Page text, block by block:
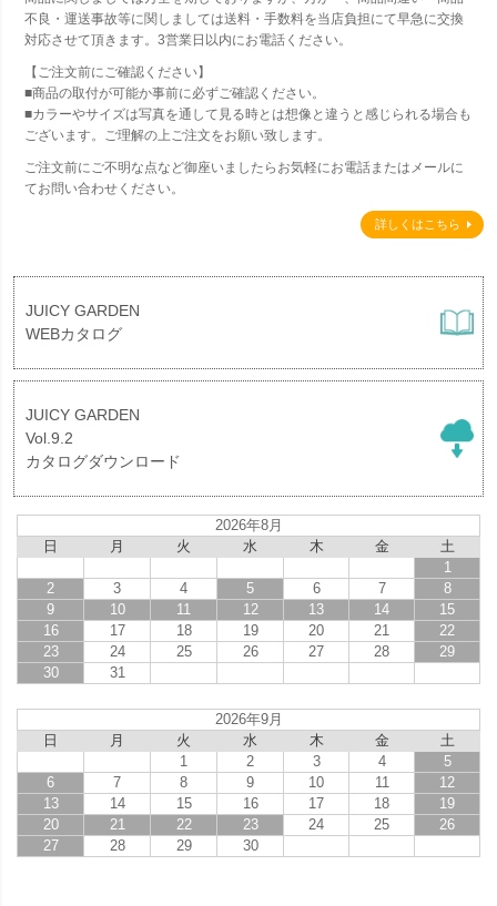
不良・運送事故等に関しましては送料・手数料を当店負担にて早急に交換
対応させて頂きます。3営業日以内にお電話ください。
【ご注文前にご確認ください】
■商品の取付が可能か事前に必ずご確認ください。
■カラーやサイズは写真を通して見る時とは想像と違うと感じられる場合も
ございます。ご理解の上ご注文をお願い致します。
ご注文前にご不明な点など御座いましたらお気軽にお電話またはメールに
てお問い合わせください。
詳しくはこちら
JUICY GARDEN
WEBカタログ
JUICY GARDEN
Vol.9.2
カタログダウンロード
2026年8月
日
月 火 水 木 金
土
1
2
3 4 5 6 7
8
9
10 11 12 13 14
15
16
17 18 19 20 21
22
23
24 25 26 27 28
29
30
31
2026年9月
日
月 火 水 木 金
土
1
2 3 4
5
6
7 8 9 10 11
12
13
14 15 16 17 18
19
20
21 22 23 24 25
26
27
28 29 30